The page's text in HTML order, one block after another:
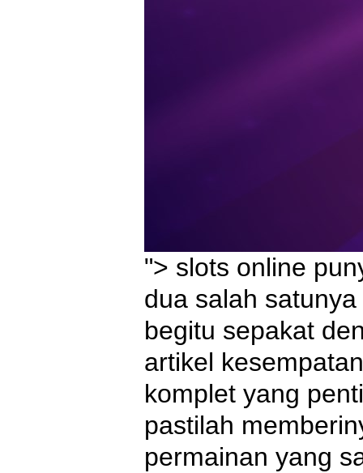
"> slots online
dua salah
begitu sepakat
artikel
komplet yang
pastilah
permainan yang